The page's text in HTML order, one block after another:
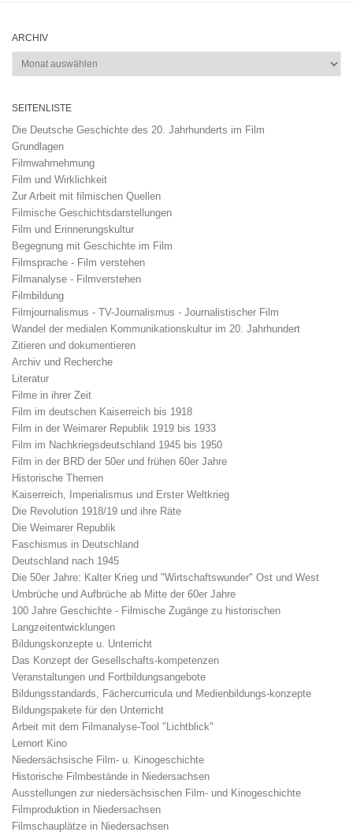
ARCHIV
Archiv
SEITENLISTE
Die Deutsche Geschichte des 20. Jahrhunderts im Film
Grundlagen
Filmwahrnehmung
Film und Wirklichkeit
Zur Arbeit mit filmischen Quellen
Filmische Geschichtsdarstellungen
Film und Erinnerungskultur
Begegnung mit Geschichte im Film
Filmsprache - Film verstehen
Filmanalyse - Filmverstehen
Filmbildung
Filmjournalismus - TV-Journalismus - Journalistischer Film
Wandel der medialen Kommunikationskultur im 20. Jahrhundert
Zitieren und dokumentieren
Archiv und Recherche
Literatur
Filme in ihrer Zeit
Film im deutschen Kaiserreich bis 1918
Film in der Weimarer Republik 1919 bis 1933
Film im Nachkriegsdeutschland 1945 bis 1950
Film in der BRD der 50er und frühen 60er Jahre
Historische Themen
Kaiserreich, Imperialismus und Erster Weltkrieg
Die Revolution 1918/19 und ihre Räte
Die Weimarer Republik
Faschismus in Deutschland
Deutschland nach 1945
Die 50er Jahre: Kalter Krieg und "Wirtschaftswunder" Ost und West
Umbrüche und Aufbrüche ab Mitte der 60er Jahre
100 Jahre Geschichte - Filmische Zugänge zu historischen
Langzeitentwicklungen
Bildungskonzepte u. Unterricht
Das Konzept der Gesellschafts-kompetenzen
Veranstaltungen und Fortbildungsangebote
Bildungsstandards, Fächercurricula und Medienbildungs-konzepte
Bildungspakete für den Unterricht
Arbeit mit dem Filmanalyse-Tool "Lichtblick"
Lernort Kino
Niedersächsische Film- u. Kinogeschichte
Historische Filmbestände in Niedersachsen
Ausstellungen zur niedersächsischen Film- und Kinogeschichte
Filmproduktion in Niedersachsen
Filmschauplätze in Niedersachsen